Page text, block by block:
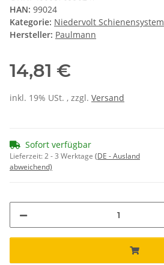
HAN: 99024
Kategorie: Niedervolt Schienensystem
Hersteller: Paulmann
14,81 €
inkl. 19% USt. , zzgl. Versand
Sofort verfügbar
Lieferzeit:2 - 3 Werktage (DE - Ausland
abweichend)